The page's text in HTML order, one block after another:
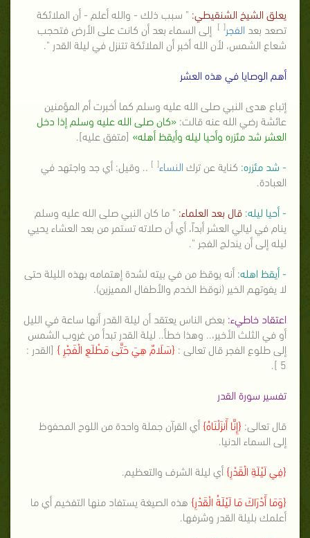
يعلق الشيخ الشنقيطي: " سبب ذلك - والله أعلم - أن الملائكة
تصعد بعد الفجر[ ] إلى السماء بعد أن كانت على الأرض فتحجب
شعاع الشمس، لأن الله أخبر أن الملائكة تتنزل في ليلة القدر ".
أهم الوصايا في هذه العشر
إتباع هدى النبي صلى الله عليه وسلم كما أخبرت أم المؤمنين
عائشة رضي الله عنه قالت: «كان صلى الله عليه وسلم إذا دخل
العشر شد مئزره وأحيا ليله وأيقظ أهله» [متفق عليه].
- شد مئزره: كناية عن ترك النساء[ ] .. وقيل: أي جد واجتهد في
العبادة.
- أحيا ليله: قال بعد العلماء: " ما كان النبي صلى الله عليه وسلم
ينام في ليالي العشر أبداً، أي أن صلاته تستمر من بعد العشاء يحيي
ليله إلى أن يندلج الفجر ".
- أيقظ اهله: أنه يوقظ من في بيته لشدة إهتمامه بهذه الليلة حتى
لا يفوتهم الخير (نوقظ الخدم والأطفال المميزين).
اعتقاد خاطيء: بعض الناس يعتقد أن ليلة القدر أنها ساعة في الليل
أو في الثلث الأخير،.. وهذا خطأ.. ليلة القدر تبدأ من غروب الشمس
إلى طلوع الفجر قال تعالى : {سَلَامٌ هِيَ حَتَّى مَطْلَعِ الْفَجْرِ } [القدر :
5 ].
تفسير سورة القدر
قال تعالى: {إِنَّا أَنزَلْنَاهُ} أي القرآن جملة واحدة من اللوح المحفوظ
إلى السماء الدنيا.
{فِي لَيْلَةِ الْقَدْرِ} أي ليلة الشرف والتعظيم.
{وَمَا أَدْرَاكَ مَا لَيْلَةُ الْقَدْرِ} هذه الصيغة يستفاد منها التفخيم أي ما
أعلمك بليلة القدر وشرفها.